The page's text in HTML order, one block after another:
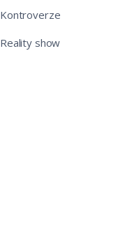
Kontroverze
Reality show